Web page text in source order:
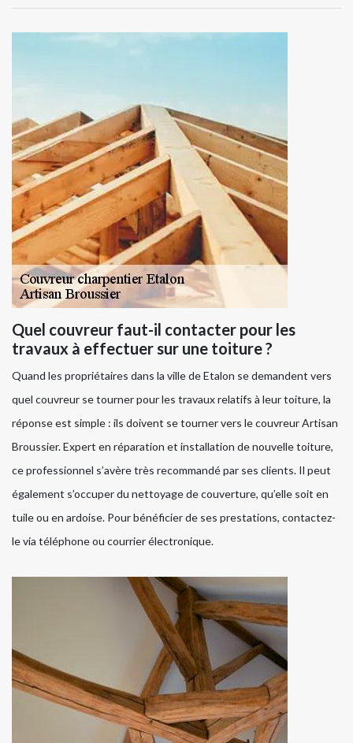
Quel couvreur faut-il contacter pour les
travaux à effectuer sur une toiture ?
Quand les propriétaires dans la ville de Etalon se demandent vers
quel couvreur se tourner pour les travaux relatifs à leur toiture, la
réponse est simple : ils doivent se tourner vers le couvreur Artisan
Broussier. Expert en réparation et installation de nouvelle toiture,
ce professionnel s’avère très recommandé par ses clients. Il peut
également s’occuper du nettoyage de couverture, qu’elle soit en
tuile ou en ardoise. Pour bénéficier de ses prestations, contactez-
le via téléphone ou courrier électronique.